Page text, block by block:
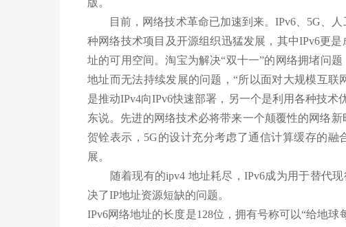
版。
目前，网络技术革命已加速到来。IPv6、5G、人
种网络技术项目及开源组织迅猛发展，其中IPv6更
址的可用空间。淘宝为解决“双十一”的网络拥堵问
地址而无法持续发展的问题，“所以面对大规模互
是推动IPv4向IPv6快速部署，另一个是利用各种技术
东说。先进的网络技术必将带来一个颠覆性的网络
贺铨表示，5G的设计充分考虑了通信计算缓存的
展。
随着现有的ipv4 地址耗尽，IPv6成为用于替代现
决了IP地址资源短缺的问题。
IPv6网络地址的长度是128位，拥有号称可以“给地